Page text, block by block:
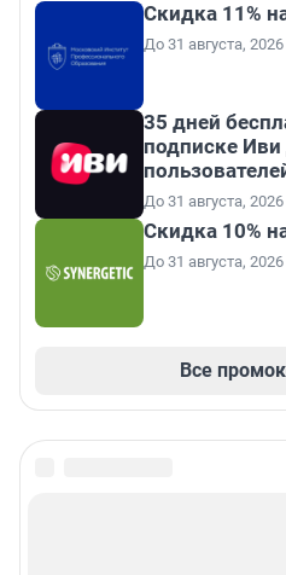
Скидка 11%
До 31 августа, 2026
35 дней
подписке
До 31 августа, 2026
Скидка 10%
До 31 августа, 2026
Все